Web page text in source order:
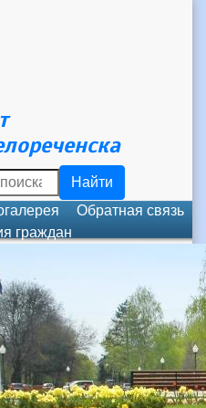
Найти
Обратная связь
граждан